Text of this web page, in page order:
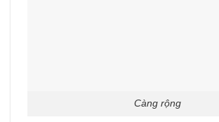
Càng rộng